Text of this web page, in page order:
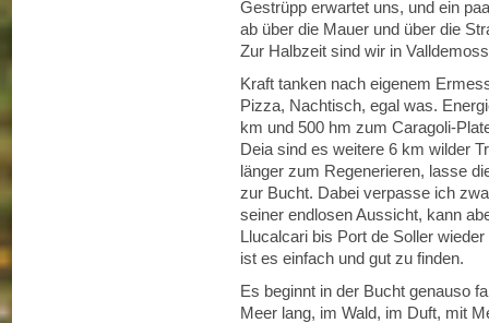
Gestrüpp erwartet uns, und ein
ab über die Mauer und über die
Zur Halbzeit sind wir in
Kraft tanken nach eigenem
Pizza, Nachtisch, egal was.
km und 500 hm zum Caragoli-
Deia sind es weitere 6 km wilder
länger zum Regenerieren, lasse
zur Bucht. Dabei verpasse ich
seiner endlosen Aussicht, kann
Llucalcari bis Port de Soller
ist es einfach und gut zu finden.
Es beginnt in der Bucht genauso
Meer lang, im Wald, im Duft, mit